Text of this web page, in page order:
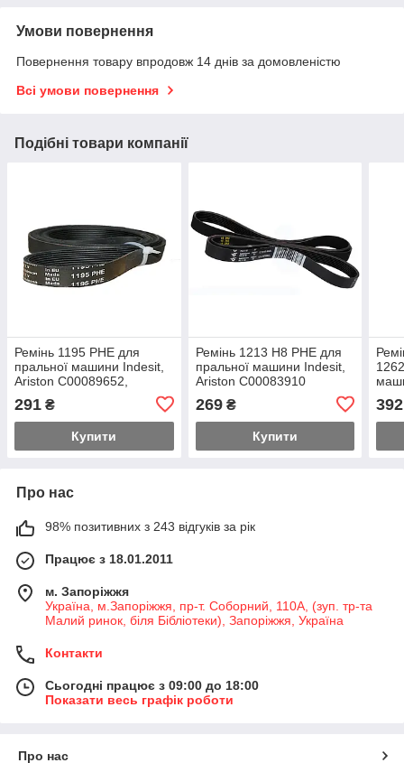
Умови повернення
Повернення товару впродовж 14 днів за домовленістю
Всі умови повернення
Подібні товари компанії
Ремінь 1195 PHE для
пральної машини Indesit,
Ariston C00089652,
291 ₴
Купити
Ремінь 1213 H8 PHE для
пральної машини Indesit,
Ariston C00083910
269₴
Купити
392
Про нас
98% позитивних з 243 відгуків за рік
Працює з 18.01.2011
м. Запоріжжя
Україна, м.Запоріжжя, пр-т. Соборний, 110А, (зуп. тр-та
Малий ринок, біля Бібліотеки), Запоріжжя, Україна
Контакти
Сьогодні працює з 09:00 до 18:00
Показати весь графік роботи
Про нас